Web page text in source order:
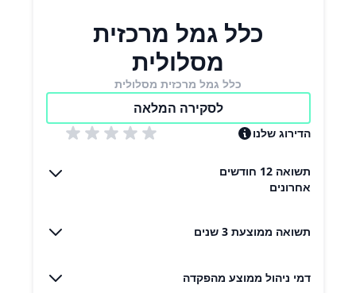
כלל גמל מרכזית
מסלולית
כלל גמל מרכזית מסלולית
לסקירה המלאה
הדירוג שלנו
תשואה 12 חודשים
אחרונים
תשואה ממוצעת 3 שנים
דמי ניהול ממוצע מהפקדה